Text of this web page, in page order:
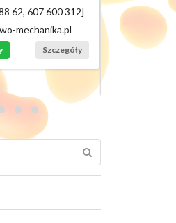
62, 607 600 312]
mechanika.pl
Szczegóły